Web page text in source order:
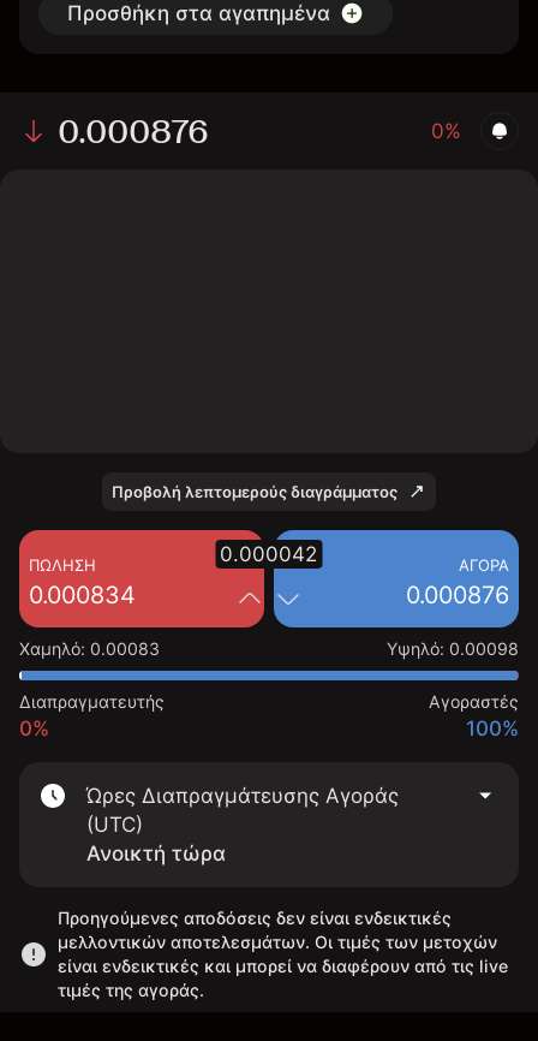
Προσθήκη στα αγαπημένα
0.000876 0%
Προβολή λεπτομερούς διαγράμματος
ΠΏΛΗΣΗ
0.000834
ΑΓΟΡΆ
0.000876
0.000042
Χαμηλό: 0.00083 Υψηλό: 0.00098
Διαπραγματευτής
0%
Αγοραστές
100%
Ώρες Διαπραγμάτευσης Αγοράς
(UTC)
Ανοικτή τώρα
Προηγούμενες αποδόσεις δεν είναι ενδεικτικές
μελλοντικών αποτελεσμάτων. Οι τιμές των μετοχών
είναι ενδεικτικές και μπορεί να διαφέρουν από τις live
τιμές της αγοράς.